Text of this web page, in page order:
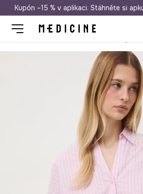
Doprava zdarma při nákupu
Kupón –15 % v aplikaci. Stáhněte si